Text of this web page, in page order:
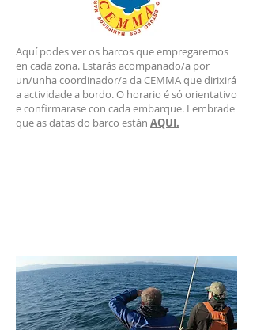
Aquí podes ver os barcos que empregaremos
en cada zona. Estarás acompañado/a por
un/unha coordinador/a da CEMMA que dirixirá
a actividade a bordo. O horario é só orientativo
e confirmarase con cada embarque. Lembrade
que as datas do barco están AQUI.